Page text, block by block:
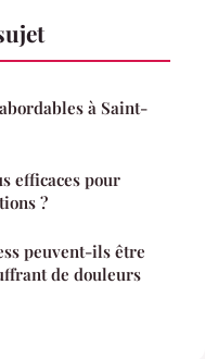
à Saint-
efficaces pour
?
peuvent-ils être
de douleurs